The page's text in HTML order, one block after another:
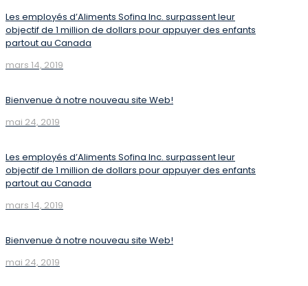
Les employés d’Aliments Sofina Inc. surpassent leur
objectif de 1 million de dollars pour appuyer des enfants
partout au Canada
mars 14, 2019
Bienvenue à notre nouveau site Web!
mai 24, 2019
Les employés d’Aliments Sofina Inc. surpassent leur
objectif de 1 million de dollars pour appuyer des enfants
partout au Canada
mars 14, 2019
Bienvenue à notre nouveau site Web!
mai 24, 2019